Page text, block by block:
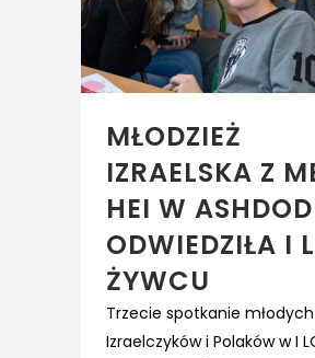
MŁODZIEŻ
IZRAELSKA Z
HEI W ASHDOD
ODWIEDZIŁA I
ŻYWCU
Trzecie spotkanie młodych
Izraelczyków i Polaków w I